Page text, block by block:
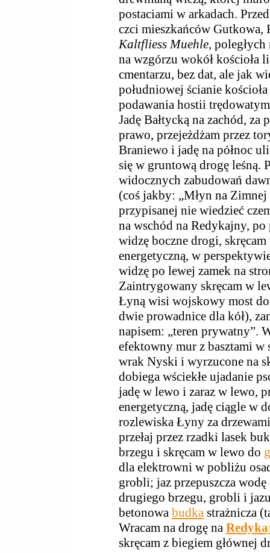
postaciami w arkadach.
czci mieszkańców
Kaltfliess Muehle,
na wzgórzu wokół kościoła
cmentarzu, bez dat, ale jak
południowej ścianie
podawania hostii
Jadę Bałtycką na zachód, za
prawo, przejeżdżam przez
Braniewo i jadę na północ
się w gruntową drogę leśną.
widocznych zabudowań
(coś jakby: „Młyn na
przypisanej nie wiedzieć
na wschód na Redykajny,
widzę boczne drogi,
energetyczną, w
widzę po lewej zamek na
Zaintrygowany skręcam w
Łyną wisi wojskowy most
dwie prowadnice dla kół),
napisem: „teren prywatny”.
efektowny mur z basztami
wrak Nyski i wyrzucone na
dobiega wściekłe ujadanie
jadę w lewo i zaraz w lewo,
energetyczną, jadę ciągle w
rozlewiska Łyny za
przełaj przez rzadki lasek
brzegu i skręcam w lewo do
dla elektrowni w pobliżu
grobli; jaz przepuszcza
drugiego brzegu, grobli i
betonowa budka strażnicza
Wracam na drogę na
skręcam z biegiem głównej